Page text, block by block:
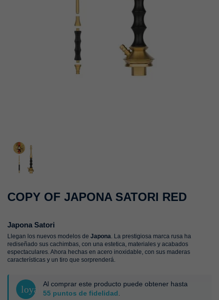
COPY OF JAPONA SATORI RED
Japona Satori
Llegan los nuevos modelos de Japona . La prestigiosa marca rusa ha
rediseñado sus cachimbas, con una estetica, materiales y acabados
espectaculares. Ahora hechas en acero inoxidable, con sus maderas
características y un tiro que sorprenderá.
loyaltyAl comprar este producto puede obtener hasta
55 puntos de fidelidad